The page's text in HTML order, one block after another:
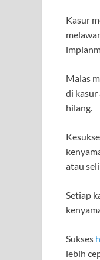
Kasur
Malas
di kasur
hilang.
atau
Setiap
Sukses
lebih